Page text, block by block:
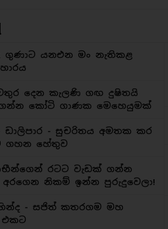
ගුණාට යනඑන මං නැතිකළ
දෙන කැලණි ගඟ දුෂිතයි
කෝටි ගාණක මෙහෙයුමක්
- සුචරිතය අමතක කර
ගහන හේතුව
රටට වැඩක් ගන්න
අරගෙන නිකම් ඉන්න පුරුදුවෙලා!
- සජිත් කතරගම මහ
එකට